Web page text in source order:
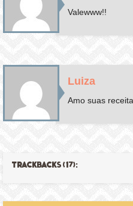
Valewww!!
Luiza
Amo suas
TRACKBACKS (17):